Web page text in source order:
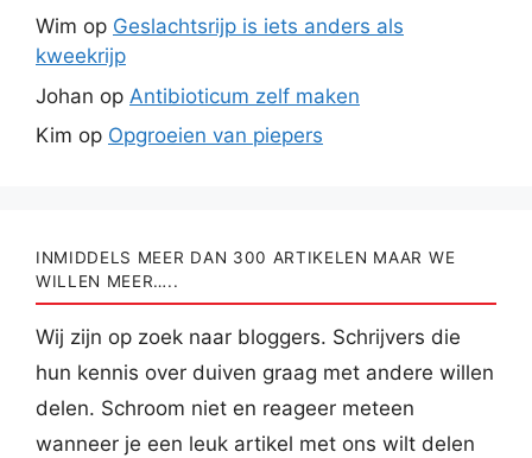
Wim op Geslachtsrijp is iets anders als
kweekrijp
Johan op Antibioticum zelf maken
Kim op Opgroeien van piepers
INMIDDELS MEER DAN 300 ARTIKELEN MAAR WE
WILLEN MEER…..
Wij zijn op zoek naar bloggers. Schrijvers die
hun kennis over duiven graag met andere willen
delen. Schroom niet en reageer meteen
wanneer je een leuk artikel met ons wilt delen